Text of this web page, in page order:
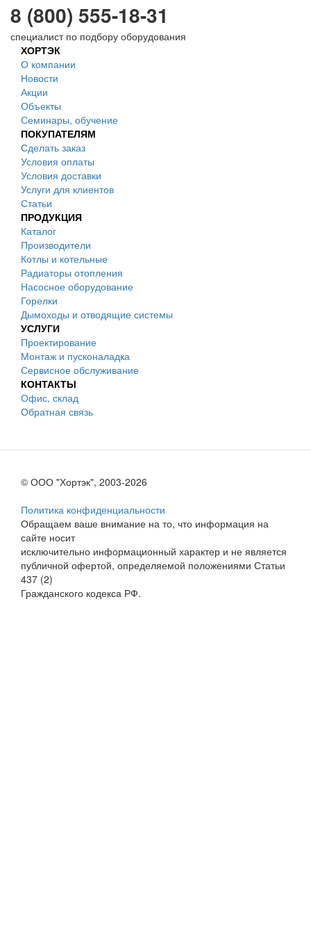
8 (800) 555-18-31
специалист по подбору оборудования
ХОРТЭК
О компании
Новости
Акции
Объекты
Семинары, обучение
ПОКУПАТЕЛЯМ
Сделать заказ
Условия оплаты
Условия доставки
Услуги для клиентов
Статьи
ПРОДУКЦИЯ
Каталог
Производители
Котлы и котельные
Радиаторы отопления
Насосное оборудование
Горелки
Дымоходы и отводящие системы
УСЛУГИ
Проектирование
Монтаж и пусконаладка
Сервисное обслуживание
КОНТАКТЫ
Офис, склад
Обратная связь
© ООО "Хортэк", 2003-2026
Политика конфиденциальности
Обращаем ваше внимание на то, что информация на
сайте носит
исключительно информационный характер и не является
публичной офертой, определяемой положениями Статьи
437 (2)
Гражданского кодекса РФ.